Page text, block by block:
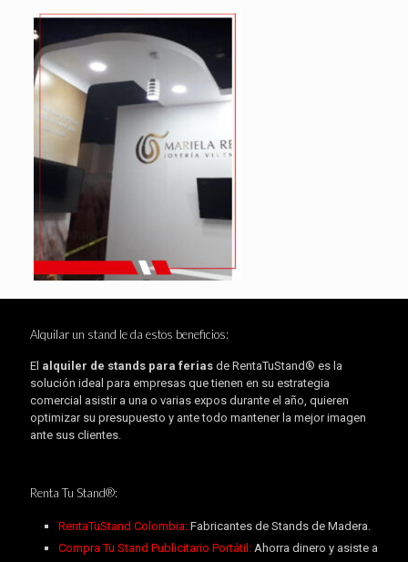
Alquilar un stand le da estos beneficios:
El alquiler de stands para ferias de RentaTuStand® es la
solución ideal para empresas que tienen en su estrategia
comercial asistir a una o varias expos durante el año, quieren
optimizar su presupuesto y ante todo mantener la mejor imagen
ante sus clientes.
Renta Tu Stand®:
RentaTuStand Colombia: Fabricantes de Stands de Madera.
Compra Tu Stand Publicitario Portátil:Ahorra dinero y asiste a